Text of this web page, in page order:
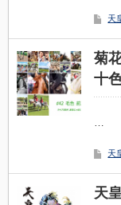
天
菊
十
…
天
天